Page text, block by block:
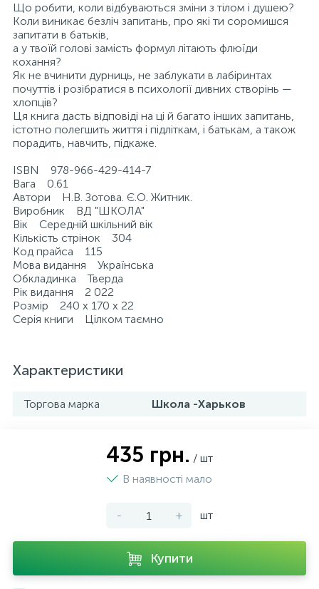
Що робити, коли відбуваються зміни з тілом і душею?
Коли виникає безліч запитань, про які ти соромишся
запитати в батьків,
а у твоїй голові замість формул літають флюїди
кохання?
Як не вчинити дурниць, не заблукати в лабіринтах
почуттів і розібратися в психології дивних створінь —
хлопців?
Ця книга дасть відповіді на ці й багато інших запитань,
істотно полегшить життя і підліткам, і батькам, а також
порадить, навчить, підкаже.
ISBN 978-966-429-414-7
Вага 0.61
Автори Н.В. Зотова. Є.О. Житник.
Виробник ВД "ШКОЛА"
Вік Середній шкільний вік
Кількість стрінок 304
Код прайса 115
Мова видання Українська
Обкладинка Тверда
Рік видання 2 022
Розмір 240 х 170 х 22
Серія книги Цілком таємно
Характеристики
Торгова марка Школа -Харьков
435 грн. / шт
В наявності мало
- + шт
Купити